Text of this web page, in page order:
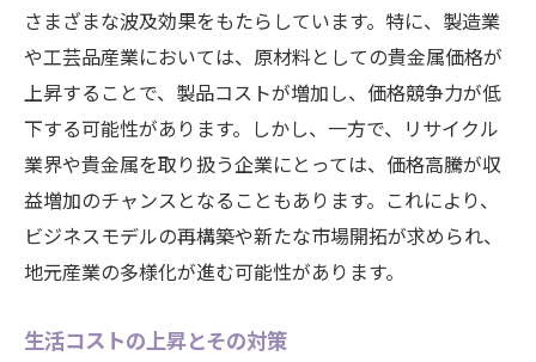
さまざまな波及効果をもたらしています。特に、製造業
や工芸品産業においては、原材料としての貴金属価格が
上昇することで、製品コストが増加し、価格競争力が低
下する可能性があります。しかし、一方で、リサイクル
業界や貴金属を取り扱う企業にとっては、価格高騰が収
益増加のチャンスとなることもあります。これにより、
ビジネスモデルの再構築や新たな市場開拓が求められ、
地元産業の多様化が進む可能性があります。
生活コストの上昇とその対策